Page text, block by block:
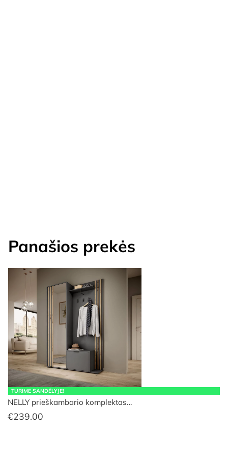
Panašios prekės
TURIME SANDĖLYJE!
NELLY prieškambario komplektas…
€239.00